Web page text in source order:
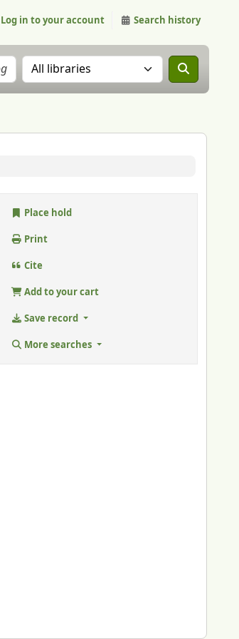
Log in to your account Search history
Search the catalog in:
Place hold
Print
Cite
Add to your cart
Save record
More searches